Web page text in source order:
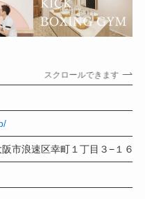
スクロールできます
市浪速区幸町１丁目３−１６